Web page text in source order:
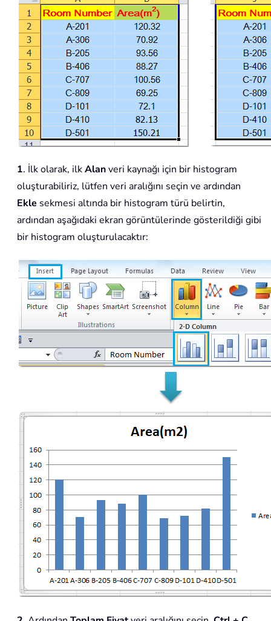
1. İlk olarak, ilkAlanveri kaynağı için bir histogram
oluşturabiliriz, lütfen veri aralığını seçin ve ardından
Ekle sekmesi altında bir histogram türü belirtin,
ardından aşağıdaki ekran görüntülerinde gösterildiği gibi
bir histogram oluşturulacaktır: